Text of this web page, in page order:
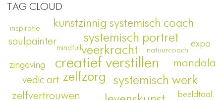
TAG CLOUD
creatief verstillen
veerkracht
zelfzorg
systemisch portret
systemisch werk
kunstzinnig systemisch coach
zelfvertrouwen
mandala
soulpainter
vedic art
zingeving
expo
beeldtaal
inspiratie
natuurcoach
mindfull